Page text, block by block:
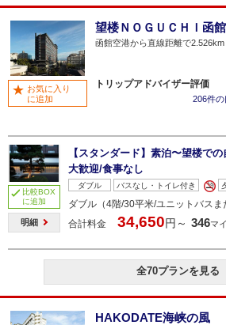
望楼ＮＯＧＵＣＨＩ函館
函館空港から直線距離で2.526km
トリップアドバイザー評価
206件
お気に入り
に追加
比較BOX
に追加
明細
【スタンダード】素泊〜望楼で
大歓迎/食事なし
ダブル バスなし・トイレ付き
ダブル（4階/30平米/ユニットバスま
合計料金
34,650円～ 346マ
全70プランを見る
HAKODATE海峡の風